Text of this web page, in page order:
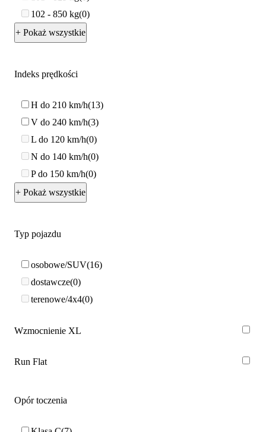
102 - 850 kg 0
+ Pokaż wszystkie
Indeks prędkości
H do 210 km/h 13
V do 240 km/h 3
L do 120 km/h 0
N do 140 km/h 0
P do 150 km/h 0
+ Pokaż wszystkie
Typ pojazdu
osobowe/SUV 16
dostawcze 0
terenowe/4x4 0
Wzmocnienie XL
Run Flat
Opór toczenia